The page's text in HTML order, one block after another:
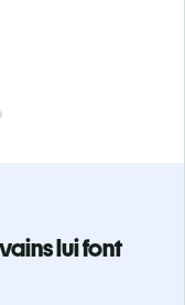
lui font